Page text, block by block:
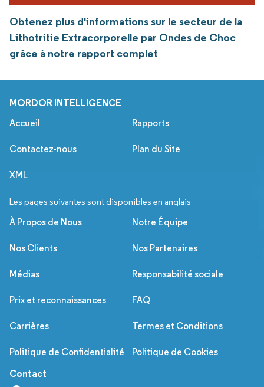
Obtenez plus d'informations sur le secteur de la
Lithotritie Extracorporelle par Ondes de Choc
grâce à notre rapport complet
MORDOR INTELLIGENCE
Accueil Rapports
Contactez-nous Plan du Site
XML
Les pages suivantes sont disponibles en anglais
À Propos de Nous Notre Équipe
Nos Clients Nos Partenaires
Médias Responsabilité sociale
Prix et reconnaissances FAQ
Carrières Termes et Conditions
Politique de Confidentialité Politique de Cookies
Contact